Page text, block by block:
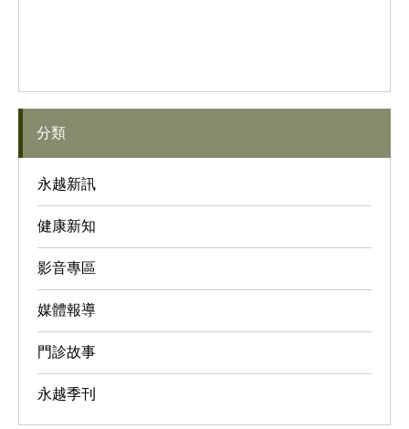
分類
永越新訊
健康新知
影音專區
媒體報導
門診故事
永越季刊